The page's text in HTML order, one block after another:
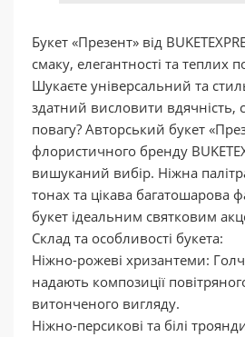
Букет «Презент» від
смаку, елегантності та теплих
Шукаєте універсальний та
здатний висловити вдячність,
повагу? Авторський букет
флористичного бренду
вишуканий вибір. Ніжна
тонах та цікава багатошарова
букет ідеальним святковим
Склад та особливості букета:
Ніжно-рожеві хризантеми:
надають композиції
витонченого вигляду.
Ніжно-персикові та білі